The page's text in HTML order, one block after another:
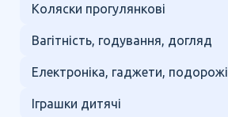
Коляски прогулянкові
Вагітність, годування, догляд
Електроніка, гаджети, подорожі
Іграшки дитячі